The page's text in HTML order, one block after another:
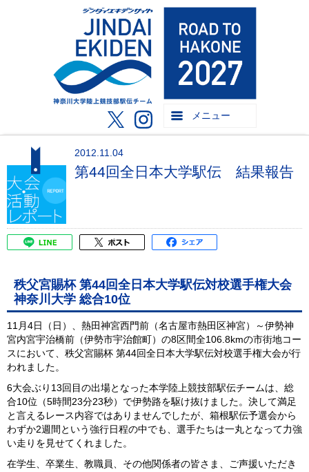
メニュー
2012.11.04
第44回全日本大学駅伝 結果報告
秩父宮賜杯 第44回全日本大学駅伝対校選手権大会
神奈川大学 総合10位
11月4日（日）、熱田神宮西門前（名古屋市熱田区神宮）～伊勢神
宮内宮宇治橋前（伊勢市宇治館町）の8区間全106.8kmの市街地コー
スにおいて、秩父宮賜杯 第44回全日本大学駅伝対校選手権大会が行
われました。
6大会ぶり13回目の出場となった本学陸上競技部駅伝チームは、総
合10位（5時間23分23秒）で伊勢路を駆け抜けました。決して満足
と言えるレース内容ではありませんでしたが、箱根駅伝予選会から
わずか2週間という強行日程の中でも、選手たちは一丸となって力強
い走りを見せてくれました。
在学生、卒業生、教職員、その他関係者の皆さま、ご声援いただき